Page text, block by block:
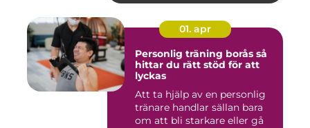
01. apr
Personlig träning borås så
hittar du rätt stöd för att
lyckas
Att ta hjälp av en personlig
tränare handlar sällan bara
om att bli starkare eller gå